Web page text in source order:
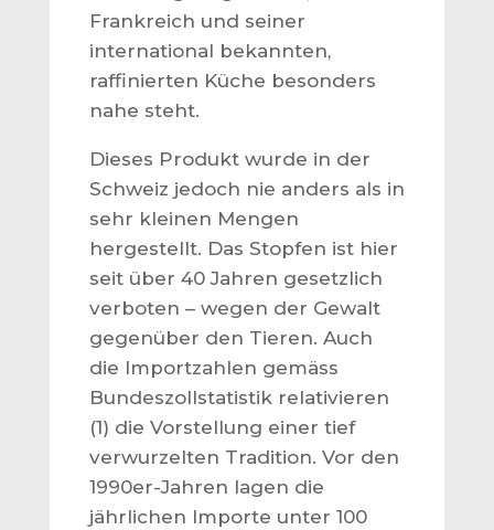
Frankreich und seiner
international bekannten,
raffinierten Küche besonders
nahe steht.
Dieses Produkt wurde in der
Schweiz jedoch nie anders als in
sehr kleinen Mengen
hergestellt. Das Stopfen ist hier
seit über 40 Jahren gesetzlich
verboten – wegen der Gewalt
gegenüber den Tieren. Auch
die Importzahlen gemäss
Bundeszollstatistik relativieren
(1) die Vorstellung einer tief
verwurzelten Tradition. Vor den
1990er-Jahren lagen die
jährlichen Importe unter 100